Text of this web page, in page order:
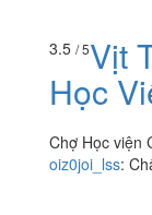
3.5 / 5Vịt
Học
Chợ Học viện
oiz0joi_lss: